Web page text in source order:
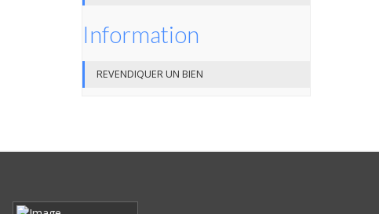
Information
REVENDIQUER UN BIEN